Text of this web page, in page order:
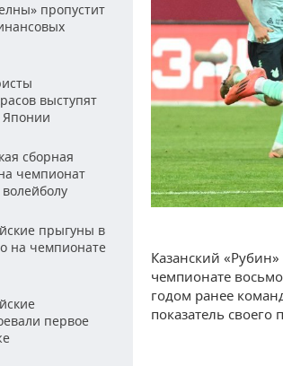
пропустит
выступят
Японии
сборная
чемпионат
прыгуны в
на чемпионате
первое
Казанский
чемпионате
годом ранее
показатель